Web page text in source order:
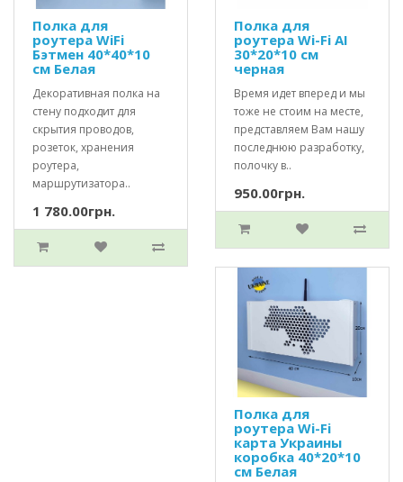
Полка для
роутера WiFi
Бэтмен 40*40*10
см Белая
Декоративная полка на
стену подходит для
скрытия проводов,
розеток, хранения
роутера,
маршрутизатора..
1 780.00грн.
Полка для
роутера Wi-Fi AI
30*20*10 см
черная
Время идет вперед и мы
тоже не стоим на месте,
представляем Вам нашу
последнюю разработку,
полочку в..
950.00грн.
Полка для
роутера Wi-Fi
карта Украины
коробка 40*20*10
см Белая